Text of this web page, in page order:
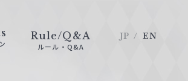
Rule/Q&A
ルール・Q&A
JP EN